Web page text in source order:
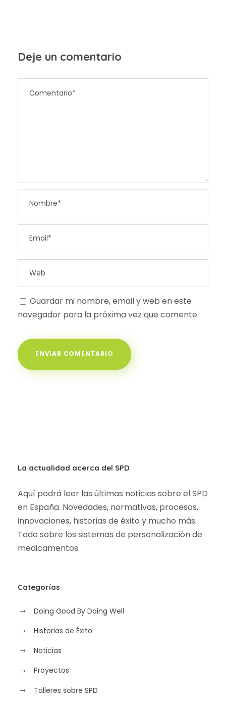
Deje un comentario
Guardar mi nombre, email y web en este
navegador para la próxima vez que comente
La actualidad acerca del SPD
Aquí podrá leer las últimas noticias sobre el SPD
en España. Novedades, normativas, procesos,
innovaciones, historias de éxito y mucho más.
Todo sobre los sistemas de personalización de
medicamentos.
Categorías
Doing Good By Doing Well
Historias de Éxito
Noticias
Proyectos
Talleres sobre SPD